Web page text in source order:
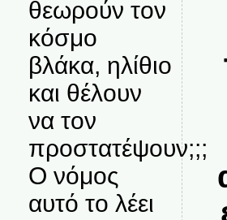
θεωρούν τον
κόσμο
βλάκα, ηλίθιο
και θέλουν
να τον
προστατέψουν;;;
Ο νόμος
αυτό το λέει